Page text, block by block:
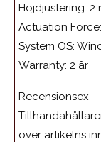
Höjdjustering: 2
Actuation
System OS:
Warranty: 2 år
över artikelns